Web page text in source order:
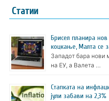
Статии
Брисел планира
коцкање, Малта се
Западот бара нови
на ЕУ, а Валета …
Стапката на
јули забави на 2,3%